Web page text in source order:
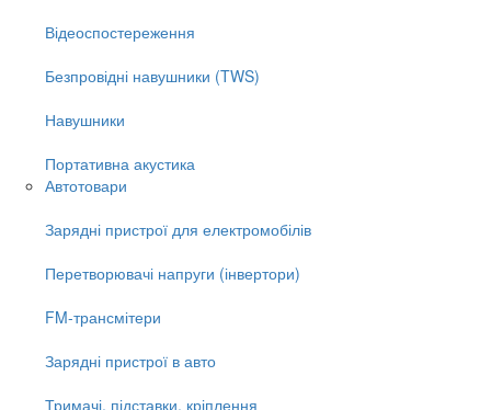
Відеоспостереження
Безпровідні навушники (TWS)
Навушники
Портативна акустика
Автотовари
Зарядні пристрої для електромобілів
Перетворювачі напруги (інвертори)
FM-трансмітери
Зарядні пристрої в авто
Тримачі, підставки, кріплення